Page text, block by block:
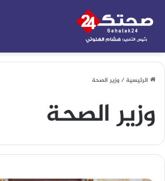
الرئيسية/وزير الصحة
وزير الصحة